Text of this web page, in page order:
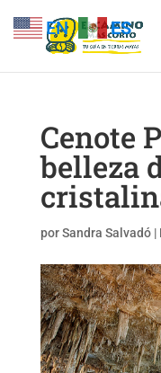
Cenote
belleza
porSandra Salvadó|
EN ES